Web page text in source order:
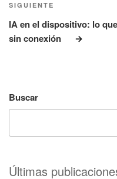
Siguiente
entrada
SIGUIENTE
IA en el dispositivo: lo
sin conexión
Buscar
Últimas